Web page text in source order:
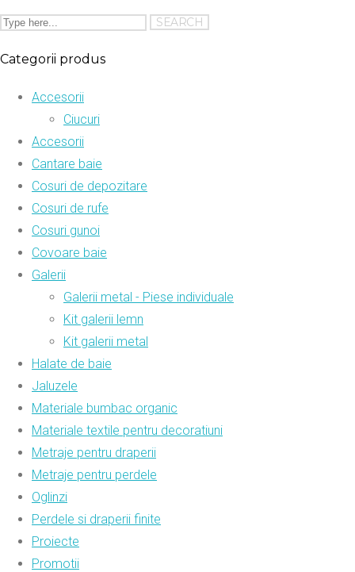
Categorii produs
Accesorii
Ciucuri
Accesorii
Cantare baie
Cosuri de depozitare
Cosuri de rufe
Cosuri gunoi
Covoare baie
Galerii
Galerii metal - Piese individuale
Kit galerii lemn
Kit galerii metal
Halate de baie
Jaluzele
Materiale bumbac organic
Materiale textile pentru decoratiuni
Metraje pentru draperii
Metraje pentru perdele
Oglinzi
Perdele si draperii finite
Proiecte
Promotii